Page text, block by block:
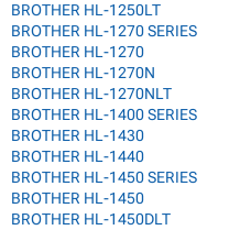
BROTHER HL-1250LT
BROTHER HL-1270 SERIES
BROTHER HL-1270
BROTHER HL-1270N
BROTHER HL-1270NLT
BROTHER HL-1400 SERIES
BROTHER HL-1430
BROTHER HL-1440
BROTHER HL-1450 SERIES
BROTHER HL-1450
BROTHER HL-1450DLT